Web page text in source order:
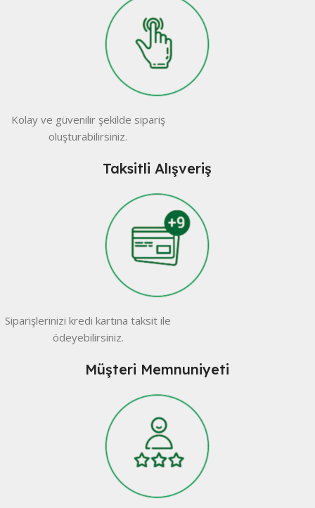
Kolay ve güvenilir şekilde sipariş
oluşturabilirsiniz.
Taksitli Alışveriş
Siparişlerinizi kredi kartına taksit ile
ödeyebilirsiniz.
Müşteri Memnuniyeti